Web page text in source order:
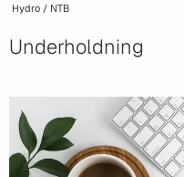
Hydro / NTB
Underholdning